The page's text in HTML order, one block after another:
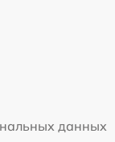
данных